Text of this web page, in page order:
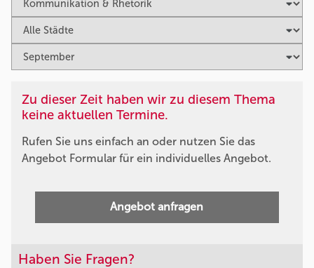
Zu dieser Zeit haben wir zu diesem Thema
keine aktuellen Termine.
Rufen Sie uns einfach an oder nutzen Sie das
Angebot Formular für ein individuelles Angebot.
Angebot anfragen
Haben Sie Fragen?